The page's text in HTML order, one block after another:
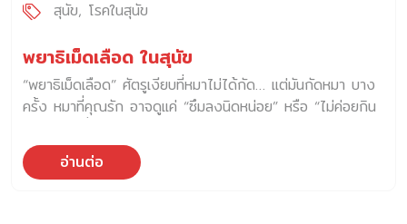
ที่เขาไม่มีทางเข้าใจได้ในวันเดียว สิ่งที่ควรทำ […]
สุนัข โรคในสุนัข
พยาธิเม็ดเลือด ในสุนัข
“พยาธิเม็ดเลือด” ศัตรูเงียบที่หมาไม่ได้กัด… แต่มันกัดหมา บาง
ครั้ง หมาที่คุณรัก อาจดูแค่ “ซึมลงนิดหน่อย” หรือ “ไม่ค่อยกิน
เหล่านั้น อาจเกิดจาก “สิ่งเล็กจิ๋วที่แฝงตัวอยู่ในเลือด” และมันชื่อ
ว่า “พยาธิเม็ดเลือด” พยาธิเม็ดเลือด คืออะไร พยาธิเม็ดเลือด
อ่านต่อ